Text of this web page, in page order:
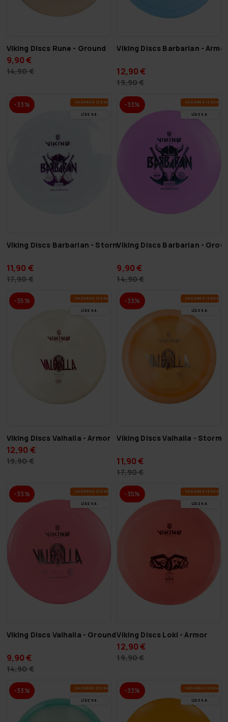
Viking Discs Rune - Ground
9,90 €
14,90 €
Viking Discs Barbarian - Armor
12,90 €
19,90 €
-33% VA­SA­RAS IZ­SKA­ŅA
LĪDZ 9.8.
Viking Discs Barbarian - Storm
11,90 €
17,90 €
-33% VA­SA­RAS IZ­SKA­ŅA
LĪDZ 9.8.
Viking Discs Barbarian -
9,90 €
14,90 €
-35% VA­SA­RAS IZ­SKA­ŅA
LĪDZ 9.8.
Viking Discs Valhalla - Armor
12,90 €
19,90 €
-33% VA­SA­RAS IZ­SKA­ŅA
LĪDZ 9.8.
Viking Discs Valhalla - Storm
11,90 €
17,90 €
-33% VA­SA­RAS IZ­SKA­ŅA
LĪDZ 9.8.
Viking Discs Valhalla - Ground
9,90 €
14,90 €
-35% VA­SA­RAS IZ­SKA­ŅA
LĪDZ 9.8.
Viking Discs Loki - Armor
12,90 €
19,90 €
-33% VA­SA­RAS IZ­SKA­ŅA
LĪDZ 9.8.
-33% VA­SA­RAS IZ­SKA­ŅA
LĪDZ 9.8.